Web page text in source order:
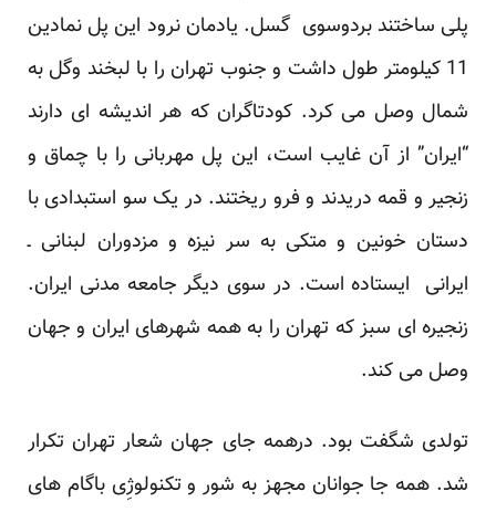
پلی ساختند بردوسوی گسل. یادمان نرود این پل نمادین
11 کیلومتر طول داشت و جنوب تهران را با لبخند وگل به
شمال وصل می کرد. کودتاگران که هر اندیشه ای دارند
“ایران” از آن غایب است، این پل مهربانی را با چماق و
زنجیر و قمه دریدند و فرو ریختند. در یک سو استبدادی با
دستان خونین و متکی به سر نیزه و مزدوران لبنانی ـ
ایرانی ایستاده است. در سوی دیگر جامعه مدنی ایران.
زنجیره ای سبز که تهران را به همه شهرهای ایران و جهان
وصل می کند.
تولدی شگفت بود. درهمه جای جهان شعار تهران تکرار
شد. همه جا جوانان مجهز به شور و تکنولوژِی باگام های